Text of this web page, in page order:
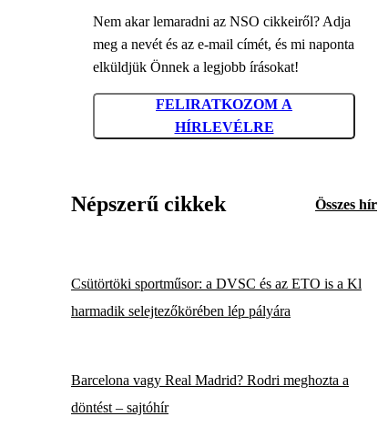
Nem akar lemaradni az NSO cikkeiről? Adja
meg a nevét és az e-mail címét, és mi naponta
elküldjük Önnek a legjobb írásokat!
FELIRATKOZOM A
HÍRLEVÉLRE
Népszerű cikkek Összes hír
Csütörtöki sportműsor: a DVSC és az ETO is a Kl
harmadik selejtezőkörében lép pályára
Barcelona vagy Real Madrid? Rodri meghozta a
döntést – sajtóhír